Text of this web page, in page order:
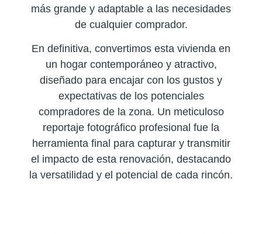
más grande y adaptable a las necesidades
de cualquier comprador.
En definitiva, convertimos esta vivienda en
un hogar contemporáneo y atractivo,
diseñado para encajar con los gustos y
expectativas de los potenciales
compradores de la zona. Un meticuloso
reportaje fotográfico profesional fue la
herramienta final para capturar y transmitir
el impacto de esta renovación, destacando
la versatilidad y el potencial de cada rincón.